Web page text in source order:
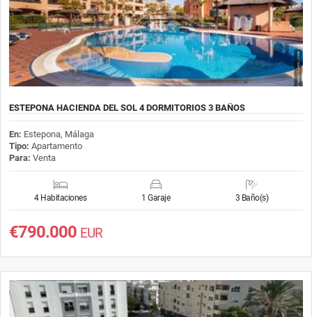
ESTEPONA HACIENDA DEL SOL 4 DORMITORIOS 3 BAÑOS
En: Estepona, Málaga
Tipo: Apartamento
Para: Venta
4 Habitaciones 1 Garaje 3 Baño(s)
€790.000 EUR